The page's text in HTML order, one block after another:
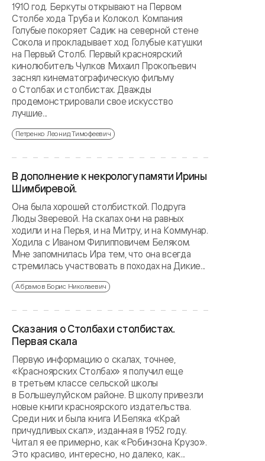
1910 год. Беркуты открывают на Первом
Столбе хода Труба и Колокол. Компания
Голубые покоряет Садик на северной стене
Сокола и прокладывает ход Голубые катушки
на Первый Столб. Первый красноярский
кинолюбитель Чулков Михаил Прокопьевич
заснял кинематографическую фильму
о Столбах и столбистах. Дважды
продемонстрировали свое искусство
лучшие...
Петренко Леонид Тимофеевич
В дополнение к некрологу памяти Ирины
Шимбиревой.
Она была хорошей столбисткой. Подруга
Люды Зверевой. На скалах они на равных
ходили и на Перья, и на Митру, и на Коммунар.
Ходила c Иваном Филипповичем Беляком.
Мне запомнилась Ира тем, что она всегда
стремилась участвовать в походах на Дикие...
Абрамов Борис Николаевич
Сказания о Столбах и столбистах.
Первая скала
Первую информацию о скалах, точнее,
«Красноярских Столбах» я получил еще
в третьем классе сельской школы
в Большеулуйском районе. В школу привезли
новые книги красноярского издательства.
Среди них и была книга И.Беляка «Край
причудливых скал», изданная в 1952 году.
Читал я ее примерно, как «Робинзона Крузо».
Это красиво, интересно, но далеко, как...